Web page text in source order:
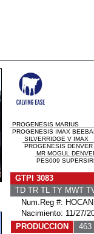
PROGENESIS MARIUS
PROGENESIS IMAX
SILVERRIDGE V IMAX
PROGENESIS
MR MOGUL
PES009
GTPI 3083
TD TR TL TY MWT
Num.Reg #:
Nacimiento: 11/27/
PRODUCCION
463